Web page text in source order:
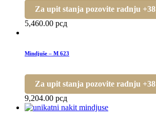
Za upit stanja pozovite radnju
5,460.00 рсд
Mindjuše – M 623
Za upit stanja pozovite radnju
9,204.00 рсд